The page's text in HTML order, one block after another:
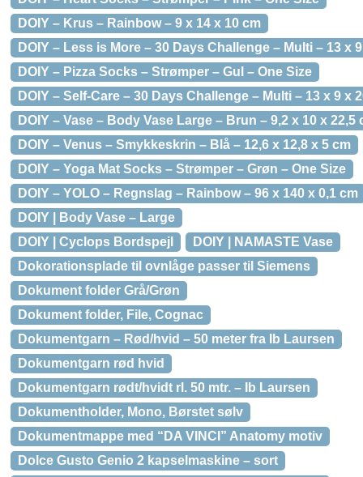
DOIY – Krus – Rainbow – 9 x 14 x 10 cm
DOIY – Less is More – 30 Days Challenge – Multi – 13 x
DOIY – Pizza Socks – Strømper – Gul – One Size
DOIY – Self-Care – 30 Days Challenge – Multi – 13 x 9 x
DOIY – Vase – Body Vase Large – Brun – 9,2 x 10 x 22,5
DOIY – Venus – Smykkeskrin – Blå – 12,6 x 12,8 x 5 cm
DOIY – Yoga Mat Socks – Strømper – Grøn – One Size
DOIY – YOLO – Regnslag – Rainbow – 96 x 140 x 0,1 cm
DOIY | Body Vase – Large
DOIY | Cyclops Bordspejl
DOIY | NAMASTE Vase
Dokorationsplade til ovnlåge passer til Siemens
Dokument folder Grå/Grøn
Dokument folder, File, Cognac
Dokumentgarn – Rød/hvid – 50 meter fra Ib Laursen
Dokumentgarn rød hvid
Dokumentgarn rødt/hvidt rl. 50 mtr. – Ib Laursen
Dokumentholder, Mono, Børstet sølv
Dokumentmappe med “DA VINCI” Anatomy motiv
Dolce Gusto Genio 2 kapselmaskine – sort